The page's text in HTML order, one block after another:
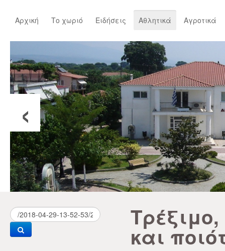
Αρχική Το χωριό Ειδήσεις Αθλητικά Αγροτικά
‹
και